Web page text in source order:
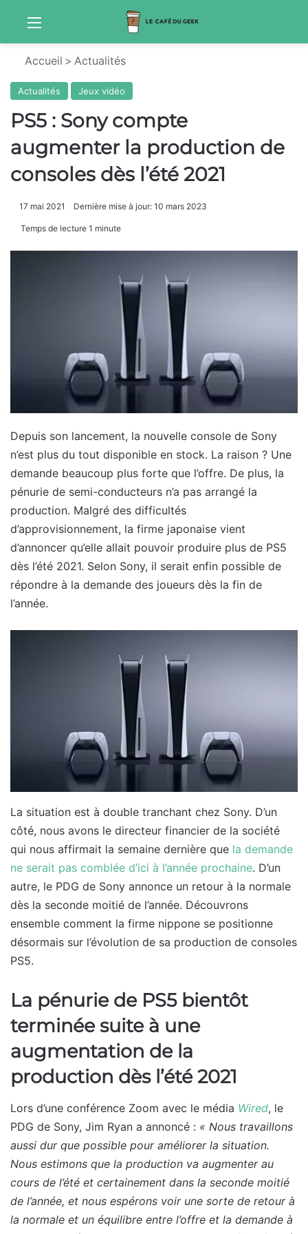
Menu
Accueil > Actualités
Actualités Jeux vidéo
PS5 : Sony compte
augmenter la production de
consoles dès l’été 2021
17 mai 2021 Dernière mise à jour: 10 mars 2023
Temps de lecture 1 minute
Depuis son lancement, la nouvelle console de Sony
n’est plus du tout disponible en stock. La raison ? Une
demande beaucoup plus forte que l’offre. De plus, la
pénurie de semi-conducteurs n’a pas arrangé la
production. Malgré des difficultés
d’approvisionnement, la firme japonaise vient
d’annoncer qu’elle allait pouvoir produire plus de PS5
dès l’été 2021. Selon Sony, il serait enfin possible de
répondre à la demande des joueurs dès la fin de
l’année.
La situation est à double tranchant chez Sony. D’un
côté, nous avons le directeur financier de la société
qui nous affirmait la semaine dernière que la demande
ne serait pas comblée d’ici à l’année prochaine. D’un
autre, le PDG de Sony annonce un retour à la normale
dès la seconde moitié de l’année. Découvrons
ensemble comment la firme nippone se positionne
désormais sur l’évolution de sa production de consoles
PS5.
La pénurie de PS5 bientôt
terminée suite à une
augmentation de la
production dès l’été 2021
Lors d’une conférence Zoom avec le média Wired, le
PDG de Sony, Jim Ryan a annoncé : « Nous travaillons
aussi dur que possible pour améliorer la situation.
Nous estimons que la production va augmenter au
cours de l’été et certainement dans la seconde moitié
de l’année, et nous espérons voir une sorte de retour à
la normale et un équilibre entre l’offre et la demande à